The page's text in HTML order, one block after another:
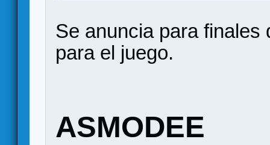
Se anuncia para finales
para el juego.
ASMODEE